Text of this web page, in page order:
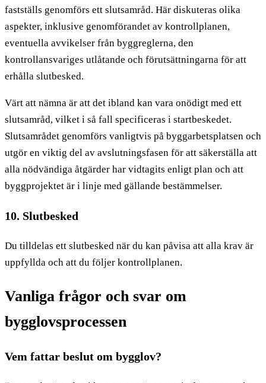
fastställs genomförs ett slutsamråd. Här diskuteras olika
aspekter, inklusive genomförandet av kontrollplanen,
eventuella avvikelser från byggreglerna, den
kontrollansvariges utlåtande och förutsättningarna för att
erhålla slutbesked.
Värt att nämna är att det ibland kan vara onödigt med ett
slutsamråd, vilket i så fall specificeras i startbeskedet.
Slutsamrådet genomförs vanligtvis på byggarbetsplatsen och
utgör en viktig del av avslutningsfasen för att säkerställa att
alla nödvändiga åtgärder har vidtagits enligt plan och att
byggprojektet är i linje med gällande bestämmelser.
10. Slutbesked
Du tilldelas ett slutbesked när du kan påvisa att alla krav är
uppfyllda och att du följer kontrollplanen.
Vanliga frågor och svar om
bygglovsprocessen
Vem fattar beslut om bygglov?